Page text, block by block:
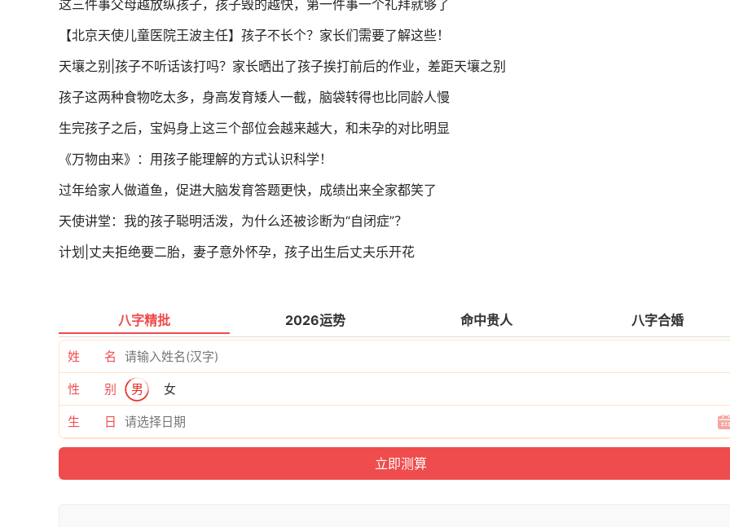
这三件事父母越放纵孩子，孩子毁的越快，第一件事一个礼拜就够了
【北京天使儿童医院王波主任】孩子不长个？家长们需要了解这些！
天壤之别|孩子不听话该打吗？家长晒出了孩子挨打前后的作业，差距天壤之别
孩子这两种食物吃太多，身高发育矮人一截，脑袋转得也比同龄人慢
生完孩子之后，宝妈身上这三个部位会越来越大，和未孕的对比明显
《万物由来》：用孩子能理解的方式认识科学！
过年给家人做道鱼，促进大脑发育答题更快，成绩出来全家都笑了
天使讲堂：我的孩子聪明活泼，为什么还被诊断为“自闭症”？
计划|丈夫拒绝要二胎，妻子意外怀孕，孩子出生后丈夫乐开花
八字精批 2026运势 命中贵人 八字合婚
姓 名
性 别 男 女
生 日